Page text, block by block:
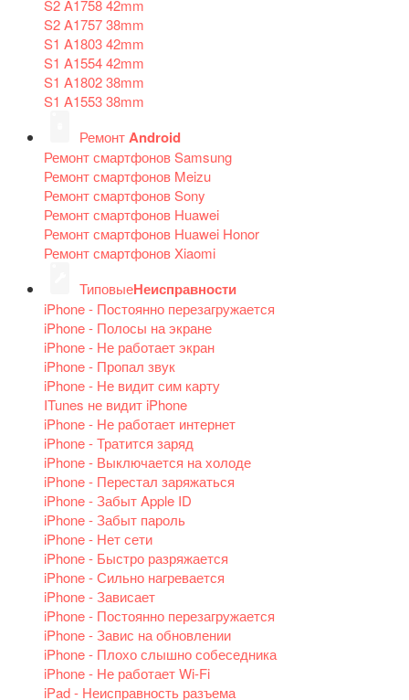
S2 A1758 42mm
S2 A1757 38mm
S1 A1803 42mm
S1 A1554 42mm
S1 A1802 38mm
S1 A1553 38mm
РемонтAndroid
Ремонт смартфонов Samsung
Ремонт смартфонов Meizu
Ремонт смартфонов Sony
Ремонт смартфонов Huawei
Ремонт смартфонов Huawei Honor
Ремонт смартфонов Xiaomi
ТиповыеНеисправности
iPhone - Постоянно перезагружается
iPhone - Полосы на экране
iPhone - Не работает экран
iPhone - Пропал звук
iPhone - Не видит сим карту
ITunes не видит iPhone
iPhone - Не работает интернет
iPhone - Тратится заряд
iPhone - Выключается на холоде
iPhone - Перестал заряжаться
iPhone - Забыт Apple ID
iPhone - Забыт пароль
iPhone - Нет сети
iPhone - Быстро разряжается
iPhone - Сильно нагревается
iPhone - Зависает
iPhone - Постоянно перезагружается
iPhone - Завис на обновлении
iPhone - Плохо слышно собеседника
iPhone - Не работает Wi-Fi
iPad - Неисправность разъема